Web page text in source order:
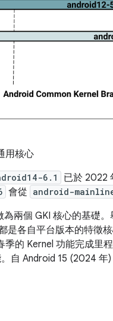
用核心
6.1 已於 2022
會從 android-
兩個 GKI 核心的基礎
是各自平台版本的特徵
季的 Kernel 功能完成里
。自 Android 15 (2024